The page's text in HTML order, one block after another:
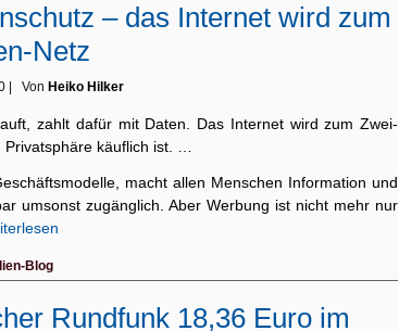
– das Internet wird zum
Netz
Von Heiko Hilker
zahlt dafür mit Daten. Das Internet wird zum Zwei-
käuflich ist. …
macht allen Menschen Information und
umsonst zugänglich. Aber Werbung ist nicht mehr nur
Blog
Rundfunk 18,36 Euro im